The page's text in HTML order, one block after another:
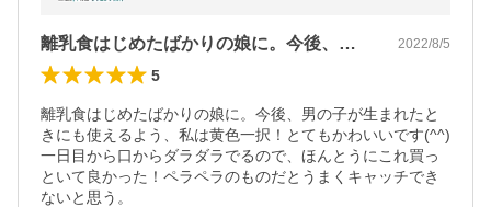
離乳食はじめたばかりの娘に。今後、男の… 2022/8/5
5
離乳食はじめたばかりの娘に。今後、男の子が生まれたと
きにも使えるよう、私は黄色一択！とてもかわいいです(^^)
一日目から口からダラダラでるので、ほんとうにこれ買っ
といて良かった！ペラペラのものだとうまくキャッチでき
ないと思う。